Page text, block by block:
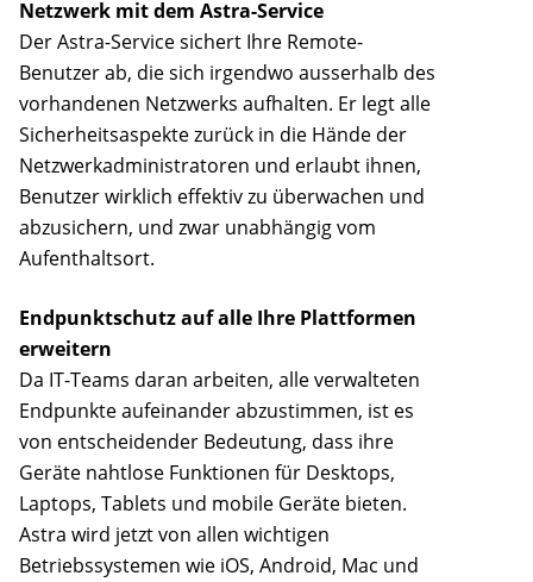
Netzwerk mit dem Astra-Service
Der Astra-Service sichert Ihre Remote-
Benutzer ab, die sich irgendwo ausserhalb des
vorhandenen Netzwerks aufhalten. Er legt alle
Sicherheitsaspekte zurück in die Hände der
Netzwerkadministratoren und erlaubt ihnen,
Benutzer wirklich effektiv zu überwachen und
abzusichern, und zwar unabhängig vom
Aufenthaltsort.
Endpunktschutz auf alle Ihre Plattformen
erweitern
Da IT-Teams daran arbeiten, alle verwalteten
Endpunkte aufeinander abzustimmen, ist es
von entscheidender Bedeutung, dass ihre
Geräte nahtlose Funktionen für Desktops,
Laptops, Tablets und mobile Geräte bieten.
Astra wird jetzt von allen wichtigen
Betriebssystemen wie iOS, Android, Mac und